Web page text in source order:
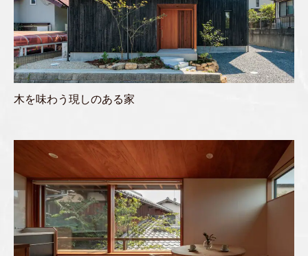
木を味わう現しのある家